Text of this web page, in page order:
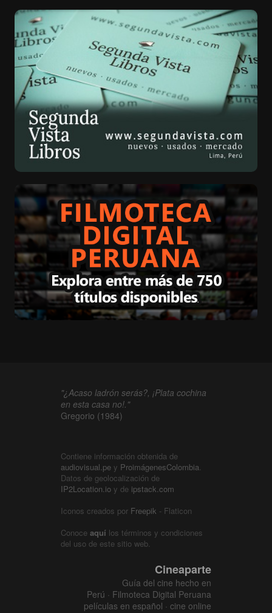
"¿Acaso ladrón serás?, ¡Plata cochina
en esta casa no!."
Gregorio (1984)
Contiene información obtenida de
audiovisual.pe y ProimágenesColombia.
Datos de geolocalización de
IP2Location.io y de ipstack.com
Iconos creados por Freepik - Flaticon
Conoce aquí los términos y condiciones
del uso de este sitio web.
Cineaparte
Guía del cine hecho en
Perú · Filmoteca Digital Peruana
películas en español · cine online